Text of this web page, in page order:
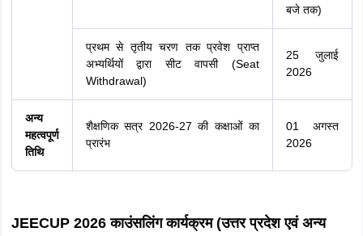
बजे तक)
प्रथम से तृतीय चरण तक प्रवेश प्राप्त
अभ्यर्थियों द्वारा सीट वापसी (Seat
Withdrawal)
25 जुलाई
2026
अन्य
महत्वपूर्ण
तिथि
शैक्षणिक सत्र 2026-27 की कक्षाओं का
प्रारंभ
01 अगस्त
2026
JEECUP 2026 काउंसलिंग कार्यक्रम (उत्तर प्रदेश एवं अन्य